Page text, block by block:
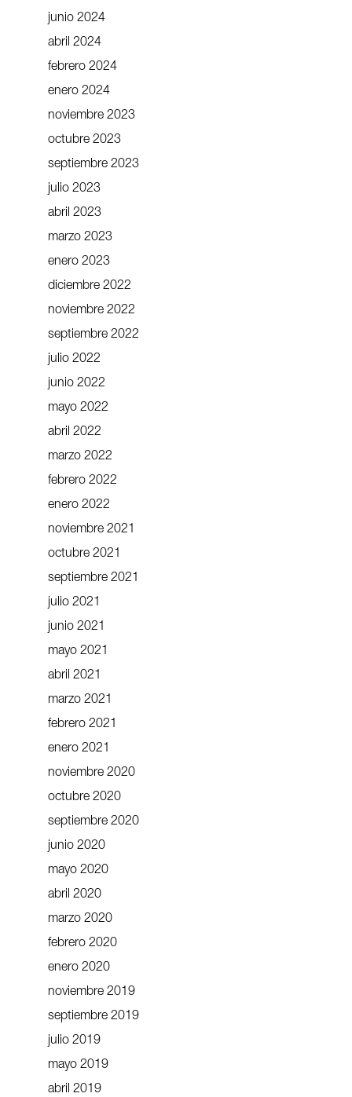
junio 2024
abril 2024
febrero 2024
enero 2024
noviembre 2023
octubre 2023
septiembre 2023
julio 2023
abril 2023
marzo 2023
enero 2023
diciembre 2022
noviembre 2022
septiembre 2022
julio 2022
junio 2022
mayo 2022
abril 2022
marzo 2022
febrero 2022
enero 2022
noviembre 2021
octubre 2021
septiembre 2021
julio 2021
junio 2021
mayo 2021
abril 2021
marzo 2021
febrero 2021
enero 2021
noviembre 2020
octubre 2020
septiembre 2020
junio 2020
mayo 2020
abril 2020
marzo 2020
febrero 2020
enero 2020
noviembre 2019
septiembre 2019
julio 2019
mayo 2019
abril 2019